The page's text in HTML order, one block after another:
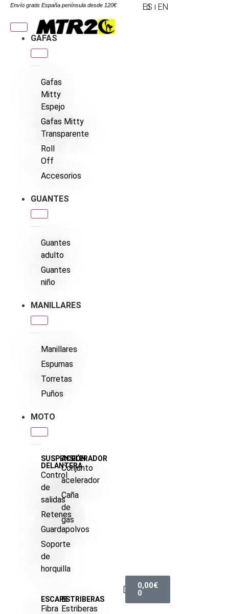
Envío gratis España península desde 120€ ES EN
GAFAS
Gafas
Mitty
Espejo
Gafas Mitty
Transparente
Roll
Off
Accesorios
GUANTES
Guantes
adulto
Guantes
niño
MANILLARES
Manillares
Espumas
Torretas
Puños
MOTO
SUSPENSIÓN
DELANTERA
Control
de
salidas
Retenes
Guardapolvos
Soporte
de
horquilla
ACELERADOR
Conjunto
acelerador
Caña
de
gas
ESCAPE
Fibra
ESTRIBERAS
Estriberas
0,00€
0